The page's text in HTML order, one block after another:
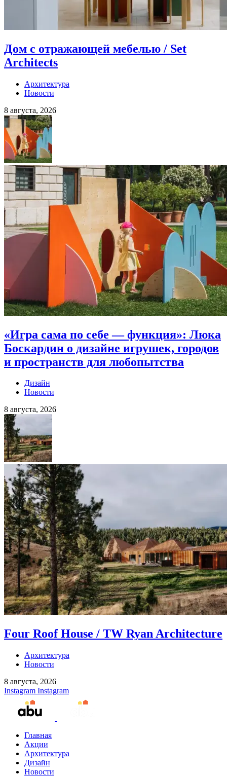
Дом с отражающей мебелью / Set
Architects
Архитектура
Новости
8 августа, 2026
«Игра сама по себе — функция»: Люка
Боскардин о дизайне игрушек, городов
и пространств для любопытства
Дизайн
Новости
8 августа, 2026
Four Roof House / TW Ryan Architecture
Архитектура
Новости
8 августа, 2026
Instagram Instagram
Главная
Акции
Архитектура
Дизайн
Новости